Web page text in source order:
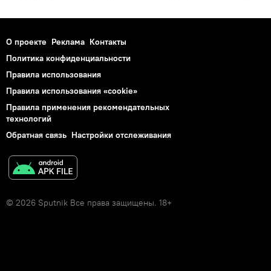
О проекте Реклама Контакты
Политика конфиденциальности
Правила использования
Правила использования «cookie»
Правила применения рекомендательных
технологий
Обратная связь Настройки отслеживания
© 2026 Sputnik Все права защищены. 18+